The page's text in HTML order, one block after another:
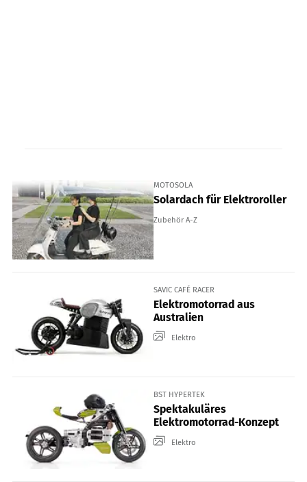
MOTOSOLA
Solardach für Elektroroller
Zubehör A-Z
SAVIC CAFÉ RACER
Elektromotorrad aus
Australien
Elektro
BST HYPERTEK
Spektakuläres
Elektromotorrad-Konzept
Elektro